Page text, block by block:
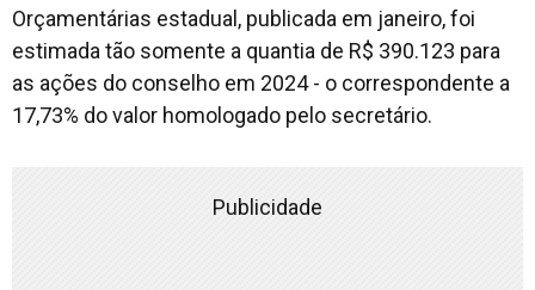
Orçamentárias estadual, publicada em janeiro, foi
estimada tão somente a quantia de R$ 390.123 para
as ações do conselho em 2024 - o correspondente a
17,73% do valor homologado pelo secretário.
Publicidade